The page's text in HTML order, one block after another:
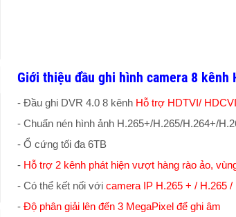
Giới thiệu đầu ghi hình camera 8 kênh
- Đầu ghi DVR 4.0 8 kênh Hỗ trợ HDTVI/
- Chuẩn nén hình ảnh H.265+/H.265/H.264+/
- Ổ cứng tối đa 6TB
- Hỗ trợ 2 kênh phát hiện vượt hàng rào ảo,
- Có thể kết nối với camera IP H.265 + / H.265 /
- Độ phân giải lên đến 3 MegaPixel để ghi âm